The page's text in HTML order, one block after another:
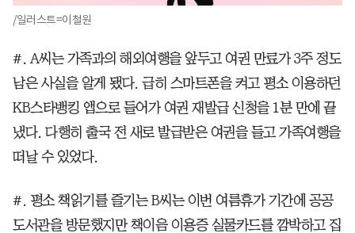
/일러스트=이철원
#. A씨는 가족과의 해외여행을 앞두고 여권 만료가 3주 정도
남은 사실을 알게 됐다. 급히 스마트폰을 켜고 평소 이용하던
KB스타뱅킹 앱으로 들어가 여권 재발급 신청을 1분 만에 끝
냈다. 다행히 출국 전 새로 발급받은 여권을 들고 가족여행을
떠날 수 있었다.
#. 평소 책읽기를 즐기는 B씨는 이번 여름휴가 기간에 공공
도서관을 방문했지만 책이음 이용증 실물카드를 깜박하고 집